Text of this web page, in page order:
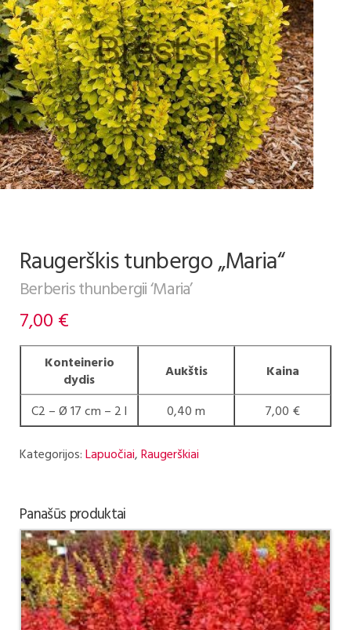
Raugerškis tunbergo „Maria“
Berberis thunbergii ‘Maria’
7,00 €
Konteinerio
dydis
Aukštis Kaina
C2 – Ø 17 cm – 2 l 0,40 m 7,00 €
Kategorijos: Lapuočiai, Raugerškiai
Panašūs produktai